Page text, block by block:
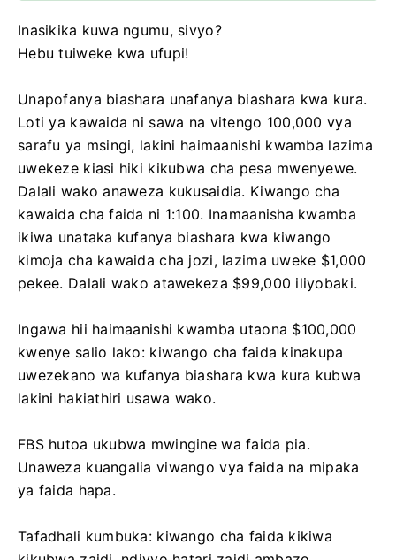
Inasikika kuwa ngumu, sivyo?
Hebu tuiweke kwa ufupi!
Unapofanya biashara unafanya biashara kwa kura.
Loti ya kawaida ni sawa na vitengo 100,000 vya
sarafu ya msingi, lakini haimaanishi kwamba lazima
uwekeze kiasi hiki kikubwa cha pesa mwenyewe.
Dalali wako anaweza kukusaidia. Kiwango cha
kawaida cha faida ni 1:100. Inamaanisha kwamba
ikiwa unataka kufanya biashara kwa kiwango
kimoja cha kawaida cha jozi, lazima uweke $1,000
pekee. Dalali wako atawekeza $99,000 iliyobaki.
Ingawa hii haimaanishi kwamba utaona $100,000
kwenye salio lako: kiwango cha faida kinakupa
uwezekano wa kufanya biashara kwa kura kubwa
lakini hakiathiri usawa wako.
FBS hutoa ukubwa mwingine wa faida pia.
Unaweza kuangalia viwango vya faida na mipaka
ya faida hapa.
Tafadhali kumbuka: kiwango cha faida kikiwa